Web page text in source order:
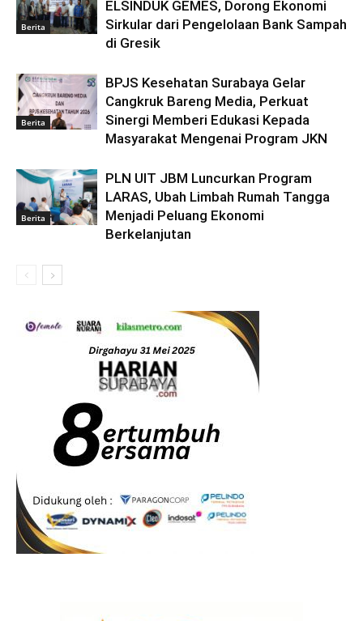
Berita
ELSINDUK GEMES, Dorong Ekonomi
Sirkular dari Pengelolaan Bank Sampah
di Gresik
Berita
BPJS Kesehatan Surabaya Gelar
Cangkruk Bareng Media, Perkuat
Sinergi Memberi Edukasi Kepada
Masyarakat Mengenai Program JKN
Berita
PLN UIT JBM Luncurkan Program
LARAS, Ubah Limbah Rumah Tangga
Menjadi Peluang Ekonomi
Berkelanjutan